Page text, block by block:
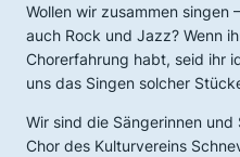
Wollen wir zusammen
auch Rock und Jazz? Wenn
Chorerfahrung habt, seid ihr
uns das Singen solcher
Wir sind die Sängerinnen und
Chor des Kulturvereins